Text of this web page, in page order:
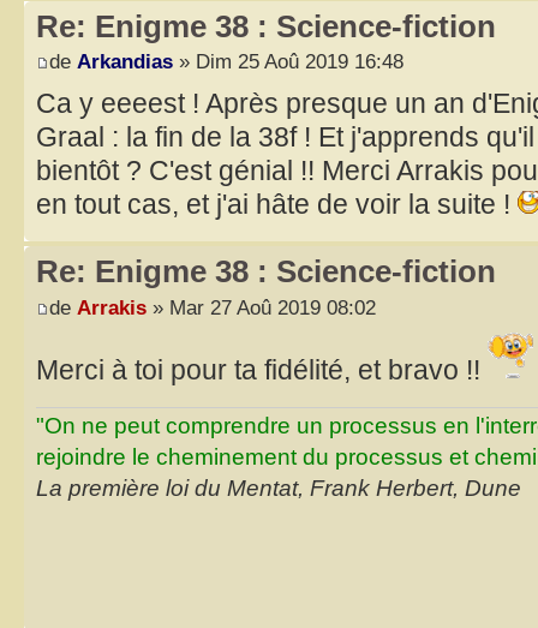
Re: Enigme 38 : Science-fiction
de Arkandias » Dim 25 Aoû 2019 16:48
Ca y eeeest ! Après presque un an
Graal : la fin de la 38f ! Et j'apprends
bientôt ? C'est génial !! Merci Arrakis
en tout cas, et j'ai hâte de voir la suite !
Re: Enigme 38 : Science-fiction
de Arrakis » Mar 27 Aoû 2019 08:02
Merci à toi pour ta fidélité, et bravo !!
"On ne peut comprendre un processus en
rejoindre le cheminement du processus et
La première loi du Mentat, Frank Herbert, Dune